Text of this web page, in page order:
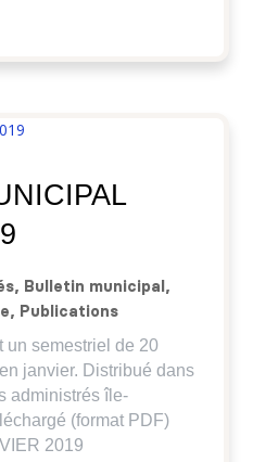
, Bulletin municipal ,
, Publications
un semestriel de 20
janvier. Distribué dans
administrés île-
(format PDF)
2019